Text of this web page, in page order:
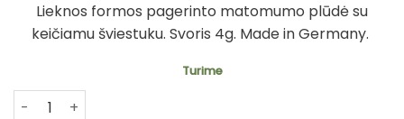
Lieknos formos pagerinto matomumo plūdė su
keičiamu šviestuku. Svoris 4g. Made in Germany.
Turime
produkto kiekis: Plūdė pagerinto matomumo 4g made in